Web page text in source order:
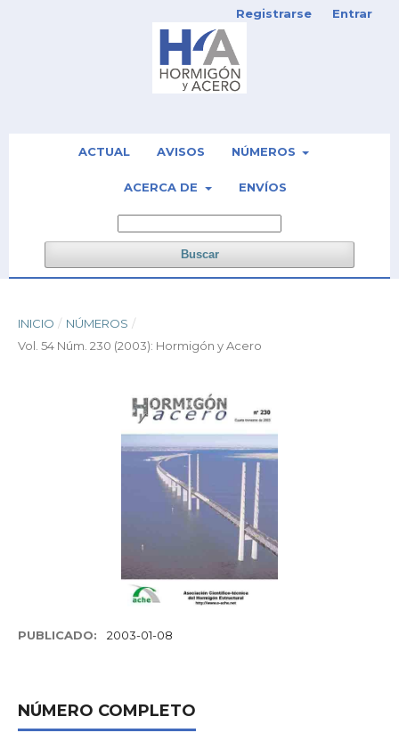
ACTUAL AVISOS NÚMEROS
ACERCA DE ENVÍOS
Buscar
Registrarse Entrar
INICIO / NÚMEROS /
Vol. 54 Núm. 230 (2003): Hormigón y Acero
PUBLICADO: 2003-01-08
NÚMERO COMPLETO